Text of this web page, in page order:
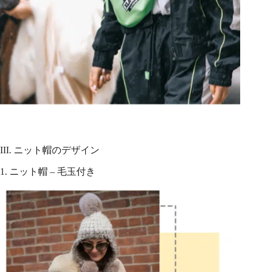
III. ニット帽のデザイン
1. ニット帽 – 毛玉付き